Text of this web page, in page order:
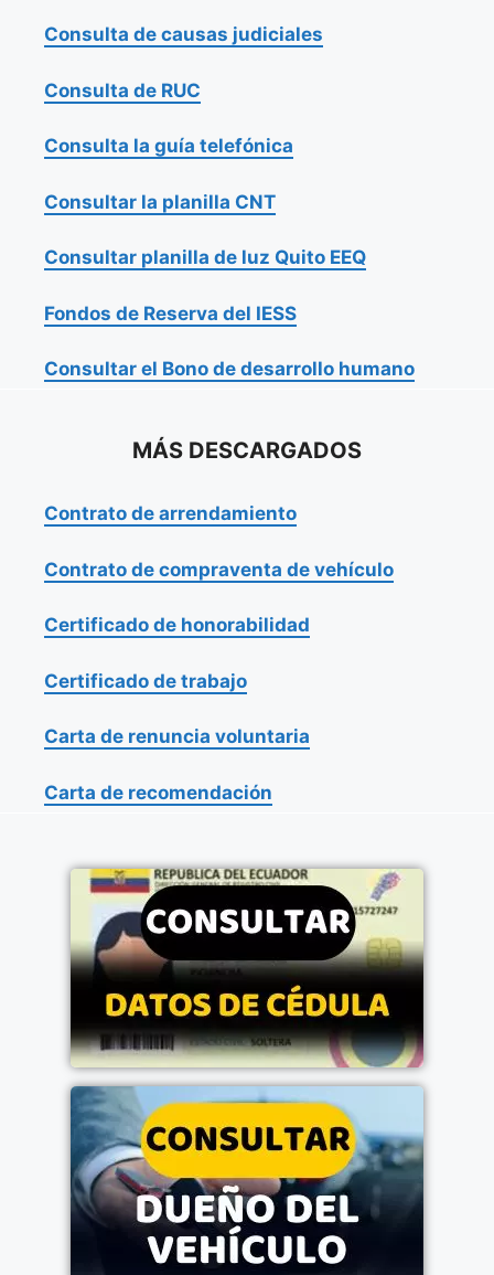
Consulta de causas judiciales
Consulta de RUC
Consulta la guía telefónica
Consultar la planilla CNT
Consultar planilla de luz Quito EEQ
Fondos de Reserva del IESS
Consultar el Bono de desarrollo humano
MÁS DESCARGADOS
Contrato de arrendamiento
Contrato de compraventa de vehículo
Certificado de honorabilidad
Certificado de trabajo
Carta de renuncia voluntaria
Carta de recomendación